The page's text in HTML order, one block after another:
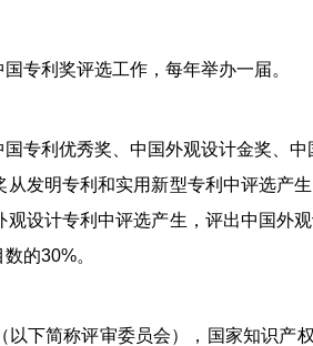
利奖评选工作，每年举办一届。
利优秀奖、中国外观设计金奖、中
明专利和实用新型专利中评选产
设计专利中评选产生，评出中国外
的30%。
简称评审委员会），国家知识产